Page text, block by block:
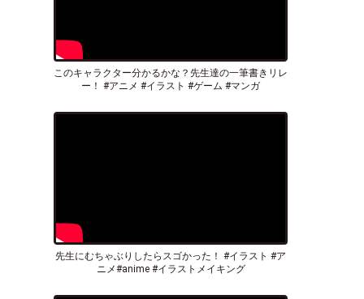
このキャラクター分かるかな？先生達の一筆書きリレ
ー！ #アニメ #イラスト #ゲーム #マンガ
先生にむちゃぶりしたらスゴかった！ #イラスト #ア
ニメ#anime #イラストメイキング